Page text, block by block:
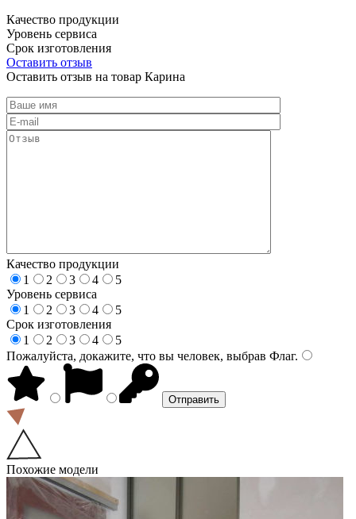
Качество продукции
Уровень сервиса
Срок изготовления
Оставить отзыв
Оставить отзыв на товар Карина
Качество продукции
1
2 3 4
5
Уровень сервиса
1
2 3 4
5
Срок изготовления
1
2 3 4
5
Пожалуйста, докажите, что вы человек, выбрав Флаг.
Похожие модели